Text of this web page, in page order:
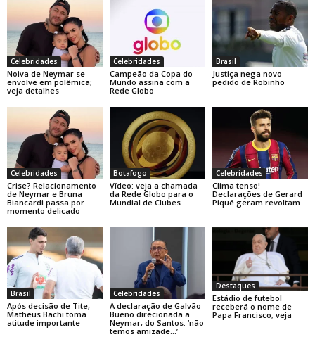
Celebridades
Noiva de Neymar se
envolve em polêmica;
veja detalhes
Celebridades
Campeão da Copa do
Mundo assina com a
Rede Globo
Brasil
Justiça nega novo
pedido de Robinho
Celebridades
Crise? Relacionamento
de Neymar e Bruna
Biancardi passa por
momento delicado
Botafogo
Vídeo: veja a chamada
da Rede Globo para o
Mundial de Clubes
Celebridades
Clima tenso!
Declarações de Gerard
Piqué geram revoltam
Brasil
Após decisão de Tite,
Matheus Bachi toma
atitude importante
Celebridades
A declaração de Galvão
Bueno direcionada a
Neymar, do Santos: ‘não
temos amizade…’
Destaques
Estádio de futebol
receberá o nome de
Papa Francisco; veja